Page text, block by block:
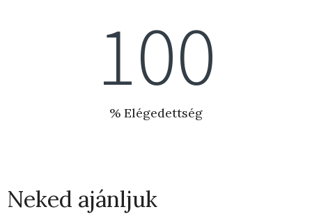
100
% Elégedettség
Neked ajánljuk